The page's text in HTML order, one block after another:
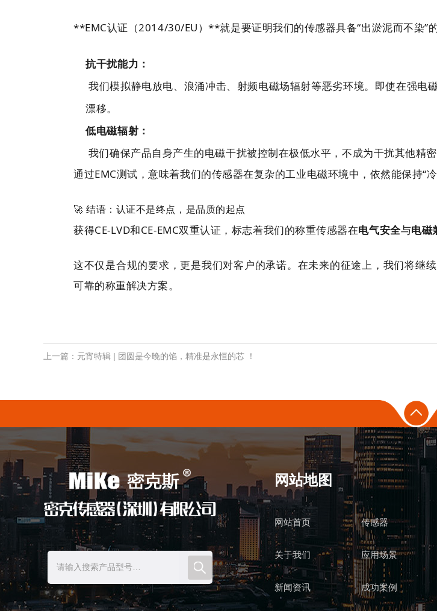
**EMC认证（2014/30/EU）**就是要证明我们的传感器具备“出淤泥而不染”
抗干扰能力：
我们模拟静电放电、浪涌冲击、射频电磁场辐射等恶劣环境。即使在强
漂移。
低电磁辐射：
我们确保产品自身产生的电磁干扰被控制在极低水平，不成为干扰其他精密
通过EMC测试，意味着我们的传感器在复杂的工业电磁环境中，依然能保持“
🚀 结语：认证不是终点，是品质的起点
获得CE-LVD和CE-EMC双重认证，标志着我们的称重传感器在电气安全与电磁
这不仅是合规的要求，更是我们对客户的承诺。在未来的征途上，我们将继
可靠的称重解决方案。
上一篇：元宵特辑 | 团圆是今晚的馅，精准是永恒的芯 ！
网站地图
网站首页 传感器
关于我们 应用场景
新闻资讯 成功案例